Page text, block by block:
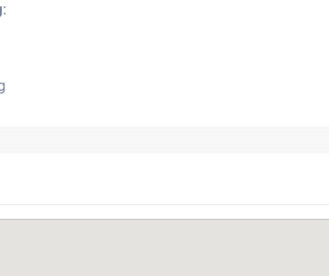
* BOB * Infrarotsauna.